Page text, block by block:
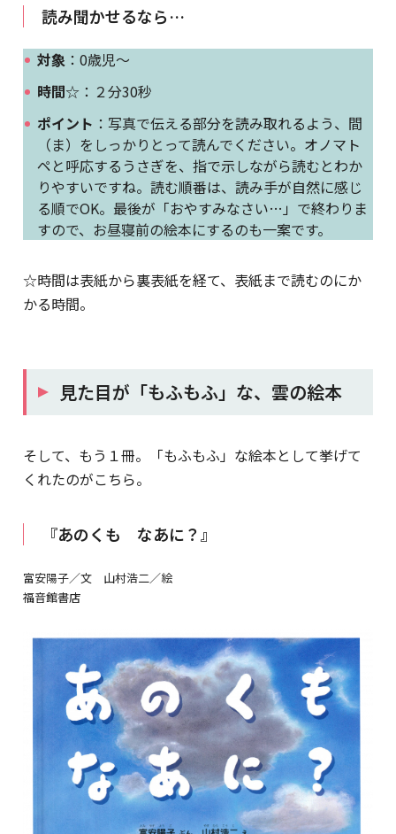
読み聞かせるなら…
対象 ：0歳児～
時間☆：２分30秒
ポイント ：写真で伝える部分を読み取れるよう、間
（ま）をしっかりとって読んでください。オノマト
ペと呼応するうさぎを、指で示しながら読むとわか
りやすいですね。読む順番は、読み手が自然に感じ
る順でOK。最後が「おやすみなさい…」で終わりま
すので、お昼寝前の絵本にするのも一案です。
☆時間は表紙から裏表紙を経て、表紙まで読むのにか
かる時間。
見た目が「もふもふ」な、雲の絵本
そして、もう１冊。「もふもふ」な絵本として挙げて
くれたのがこちら。
『あのくも なあに？』
富安陽子／文 山村浩二／絵
福音館書店